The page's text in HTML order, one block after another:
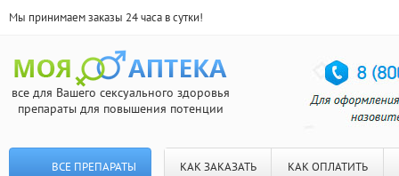
Мы принимаем заказы 24 часа в сутки!
все для Вашего сексуального здоровья
препараты для повышения потенции
ВСЕ ПРЕПАРАТЫ КАК ЗАКАЗАТЬ КАК ОПЛАТИТЬ